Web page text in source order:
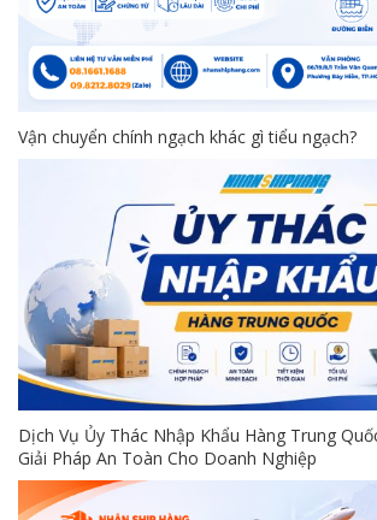
Vận chuyển chính ngạch khác gì tiểu ngạch?
Dịch Vụ Ủy Thác Nhập Khẩu Hàng Trung
Giải Pháp An Toàn Cho Doanh Nghiệp